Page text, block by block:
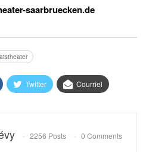
saarbruecken.de
Twitter Courriel
2256 Posts 0 Comments